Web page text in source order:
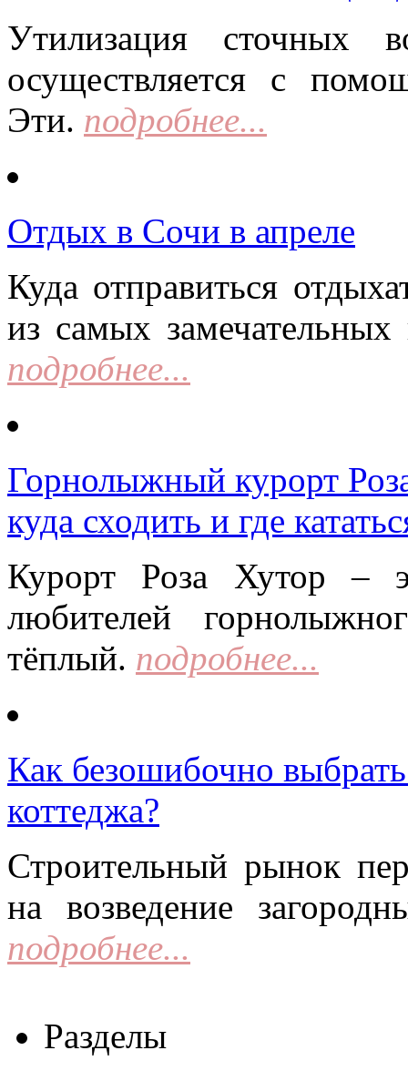
Утилизация сточных
осуществляется с
Эти. подробнее...
Отдых в Сочи в апреле
Куда отправиться
из самых замечательных
подробнее...
Горнолыжный курорт
куда сходить и где
Курорт Роза Хутор –
любителей
тёплый. подробнее...
Как безошибочно
коттеджа?
Строительный рынок
на возведение
подробнее...
Разделы